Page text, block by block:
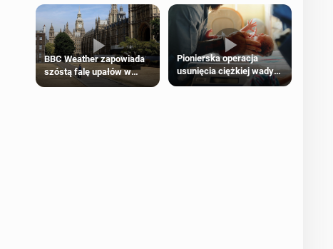
BBC Weather zapowiada
szóstą falę upałów w
Londynie
Pionierska operacja
usunięcia ciężkiej wady
wrodzonej płodu w łonie